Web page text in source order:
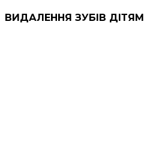
ВИДАЛЕННЯ ЗУБІВ ДІТЯМ